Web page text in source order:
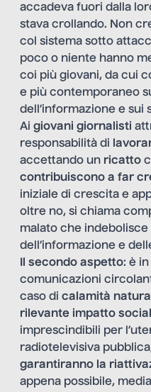
accadeva fuori dalla
stava crollando. Non
col sistema sotto
poco o niente hanno
coi più giovani, da cui
e più contemporaneo
dell’informazione e sui
Ai giovani giornalisti
responsabilità di
accettando un ricatto
contribuiscono a far
iniziale di crescita e
oltre no, si chiama
malato che
dell’informazione e
Il secondo aspetto: è
comunicazioni
caso di calamità
rilevante impatto
imprescindibili per
radiotelevisiva
garantiranno la
appena possibile,